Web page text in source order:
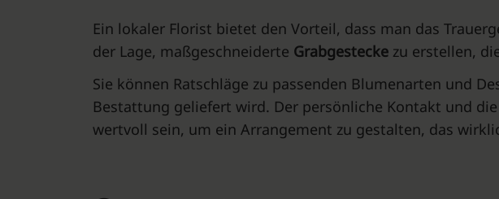
Ein lokaler Florist bietet den Vorteil, dass man das
der Lage, maßgeschneiderte Grabgestecke zu erstellen,
Sie können Ratschläge zu passenden Blumenarten und
Bestattung geliefert wird. Der persönliche Kontakt und
wertvoll sein, um ein Arrangement zu gestalten, das